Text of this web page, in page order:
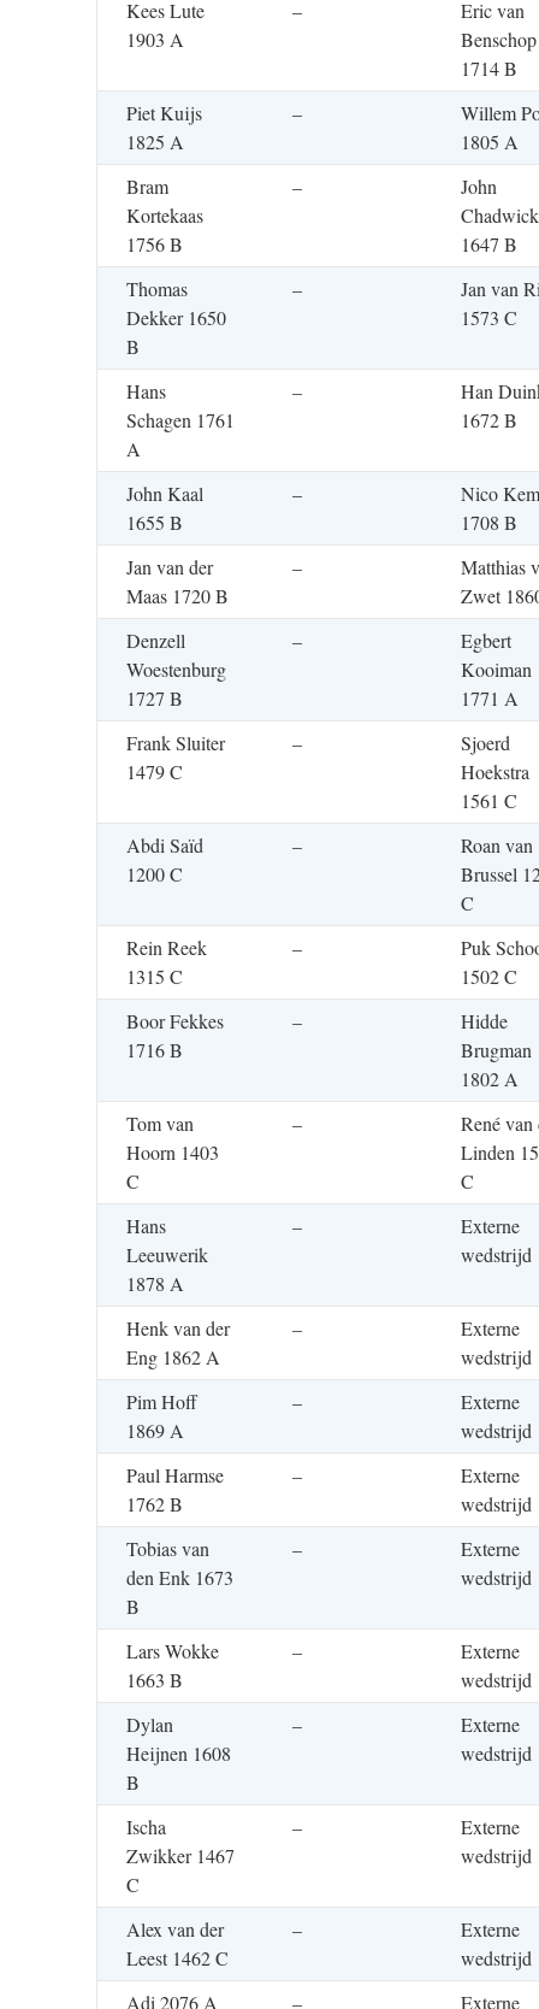
Kees Lute
1903 A
–
Eric van
Benschop
1714 B
Piet Kuijs
1825 A
–
Willem
1805 A
Bram
Kortekaas
1756 B
–
John
Chadwick
1647 B
Thomas
Dekker 1650
B
–
Jan van
1573 C
Hans
Schagen 1761
A
–
Han
1672 B
John Kaal
1655 B
–
Nico
1708 B
Jan van der
Maas 1720 B
–
Matthias
Zwet
Denzell
Woestenburg
1727 B
–
Egbert
Kooiman
1771 A
Frank Sluiter
1479 C
–
Sjoerd
Hoekstra
1561 C
Abdi Saïd
1200 C
–
Roan van
Brussel
C
Rein Reek
1315 C
–
Puk
1502 C
Boor Fekkes
1716 B
–
Hidde
Brugman
1802 A
Tom van
Hoorn 1403
C
–
René van
Linden
C
Hans
Leeuwerik
1878 A
–
Externe
wedstrijd
Henk van der
Eng 1862 A
–
Externe
wedstrijd
Pim Hoff
1869 A
–
Externe
wedstrijd
Paul Harmse
1762 B
–
Externe
wedstrijd
Tobias van
den Enk 1673
B
–
Externe
wedstrijd
Lars Wokke
1663 B
–
Externe
wedstrijd
Dylan
Heijnen 1608
B
–
Externe
wedstrijd
Ischa
Zwikker 1467
C
–
Externe
wedstrijd
Alex van der
Leest 1462 C
–
Externe
wedstrijd
Adi 2076 A
–
Externe